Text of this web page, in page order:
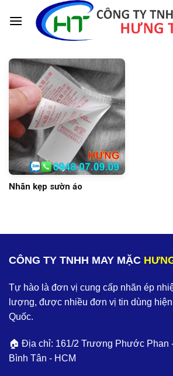
Nhãn kẹp sườn áo
CÔNG TY TNHH MAY MẶC
Tự hào là đơn vị cung cấp nhãn ép
lượng, được nhiều đơn vị tin dùng hiện
Quốc.
🏠 Địa chỉ: 161/2 Trương Phước Phan
Bình Tân - HCM